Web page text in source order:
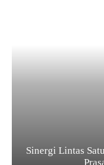
Sinergi Lintas